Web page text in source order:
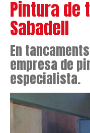
Pintura de
Sabadell
En
empresa de
especialista.